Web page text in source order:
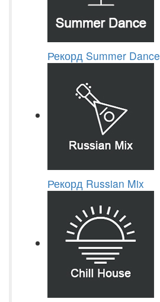
Рекорд Summer Dance
Рекорд Russian Mix